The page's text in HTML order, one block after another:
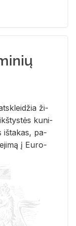
ži­
ku­ni­
iš­ta­kas, pa­
į Eu­ro­